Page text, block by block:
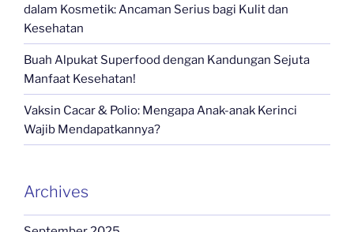
dalam Kosmetik: Ancaman Serius bagi Kulit dan
Kesehatan
Buah Alpukat Superfood dengan Kandungan Sejuta
Manfaat Kesehatan!
Vaksin Cacar & Polio: Mengapa Anak-anak Kerinci
Wajib Mendapatkannya?
Archives